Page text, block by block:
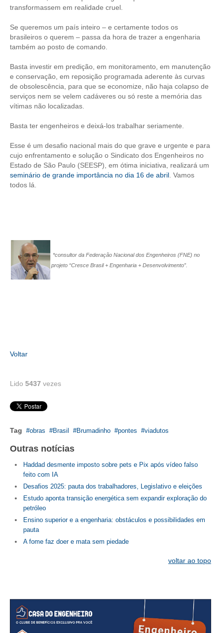
COMUNICAÇÃO
NOTÍCIAS
CONTEÚDO ESPECIAL
SEESP NOTÍCIAS
NOTÍCIAS NO WHATSAPP
PUBLICIDADE
MANUAL DE REDAÇÃO
NÚCLEO JOVEM
transformassem em realidade cruel.
Se queremos um país inteiro – e certamente todos os
brasileiros o querem – passa da hora de trazer a engenharia
também ao posto de comando.
Basta investir em predição, em monitoramento, em manutenção
e conservação, em reposição programada aderente às curvas
de obsolescência, para que se economize, não haja colapso de
serviços nem se velem cadáveres ou só reste a memória das
vítimas não localizadas.
Basta ter engenheiros e deixá-los trabalhar seriamente.
Esse é um desafio nacional mais do que grave e urgente e para
cujo enfrentamento e solução o Sindicato dos Engenheiros no
Estado de São Paulo (SEESP), em ótima iniciativa, realizará um
seminário de grande importância no dia 16 de abril. Vamos
todos lá.
*consultor da Federação Nacional dos Engenheiros (FNE) no
projeto “Cresce Brasil + Engenharia + Desenvolvimento”.
Voltar
Lido 5437 vezes
Tag obras Brasil Brumadinho pontes viadutos
Outras notícias
Haddad desmente imposto sobre pets e Pix após vídeo falso
feito com IA
Desafios 2025: pauta dos trabalhadores, Legislativo e eleições
Estudo aponta transição energética sem expandir exploração do
petróleo
Ensino superior e a engenharia: obstáculos e possibilidades em
pauta
A fome faz doer e mata sem piedade
voltar ao topo